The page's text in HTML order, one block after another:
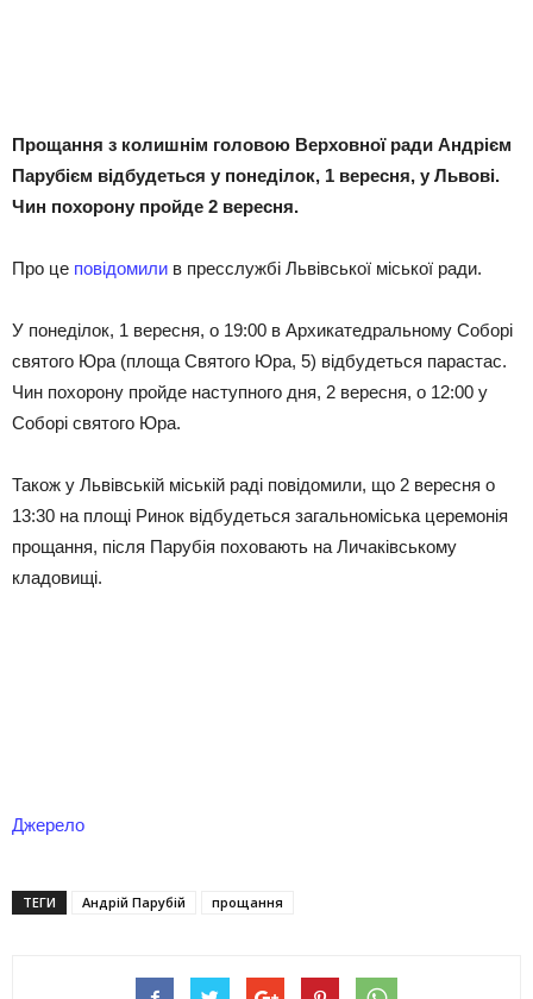
Прощання з колишнім головою Верховної ради Андрієм
Парубієм відбудеться у понеділок, 1 вересня, у Львові.
Чин похорону пройде 2 вересня.
Про це повідомили в пресслужбі Львівської міської ради.
У понеділок, 1 вересня, о 19:00 в Архикатедральному Соборі
святого Юра (площа Святого Юра, 5) відбудеться парастас.
Чин похорону пройде наступного дня, 2 вересня, о 12:00 у
Соборі святого Юра.
Також у Львівській міській раді повідомили, що 2 вересня о
13:30 на площі Ринок відбудеться загальноміська церемонія
прощання, після Парубія поховають на Личаківському
кладовищі.
Джерело
ТЕГИ Андрій Парубій прощання